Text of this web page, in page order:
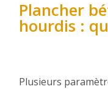
Plancher
hourdis :
Plusieurs